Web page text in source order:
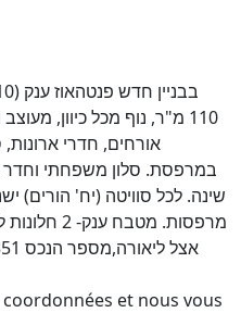
אורחים, חדרי ארונות,
במרפסת. סלון משפחתי
מרפסות.
אצל ליאורה,מספר הנכס 3351 הושכר ע"י ליאורה להיס 2016
et nous vous